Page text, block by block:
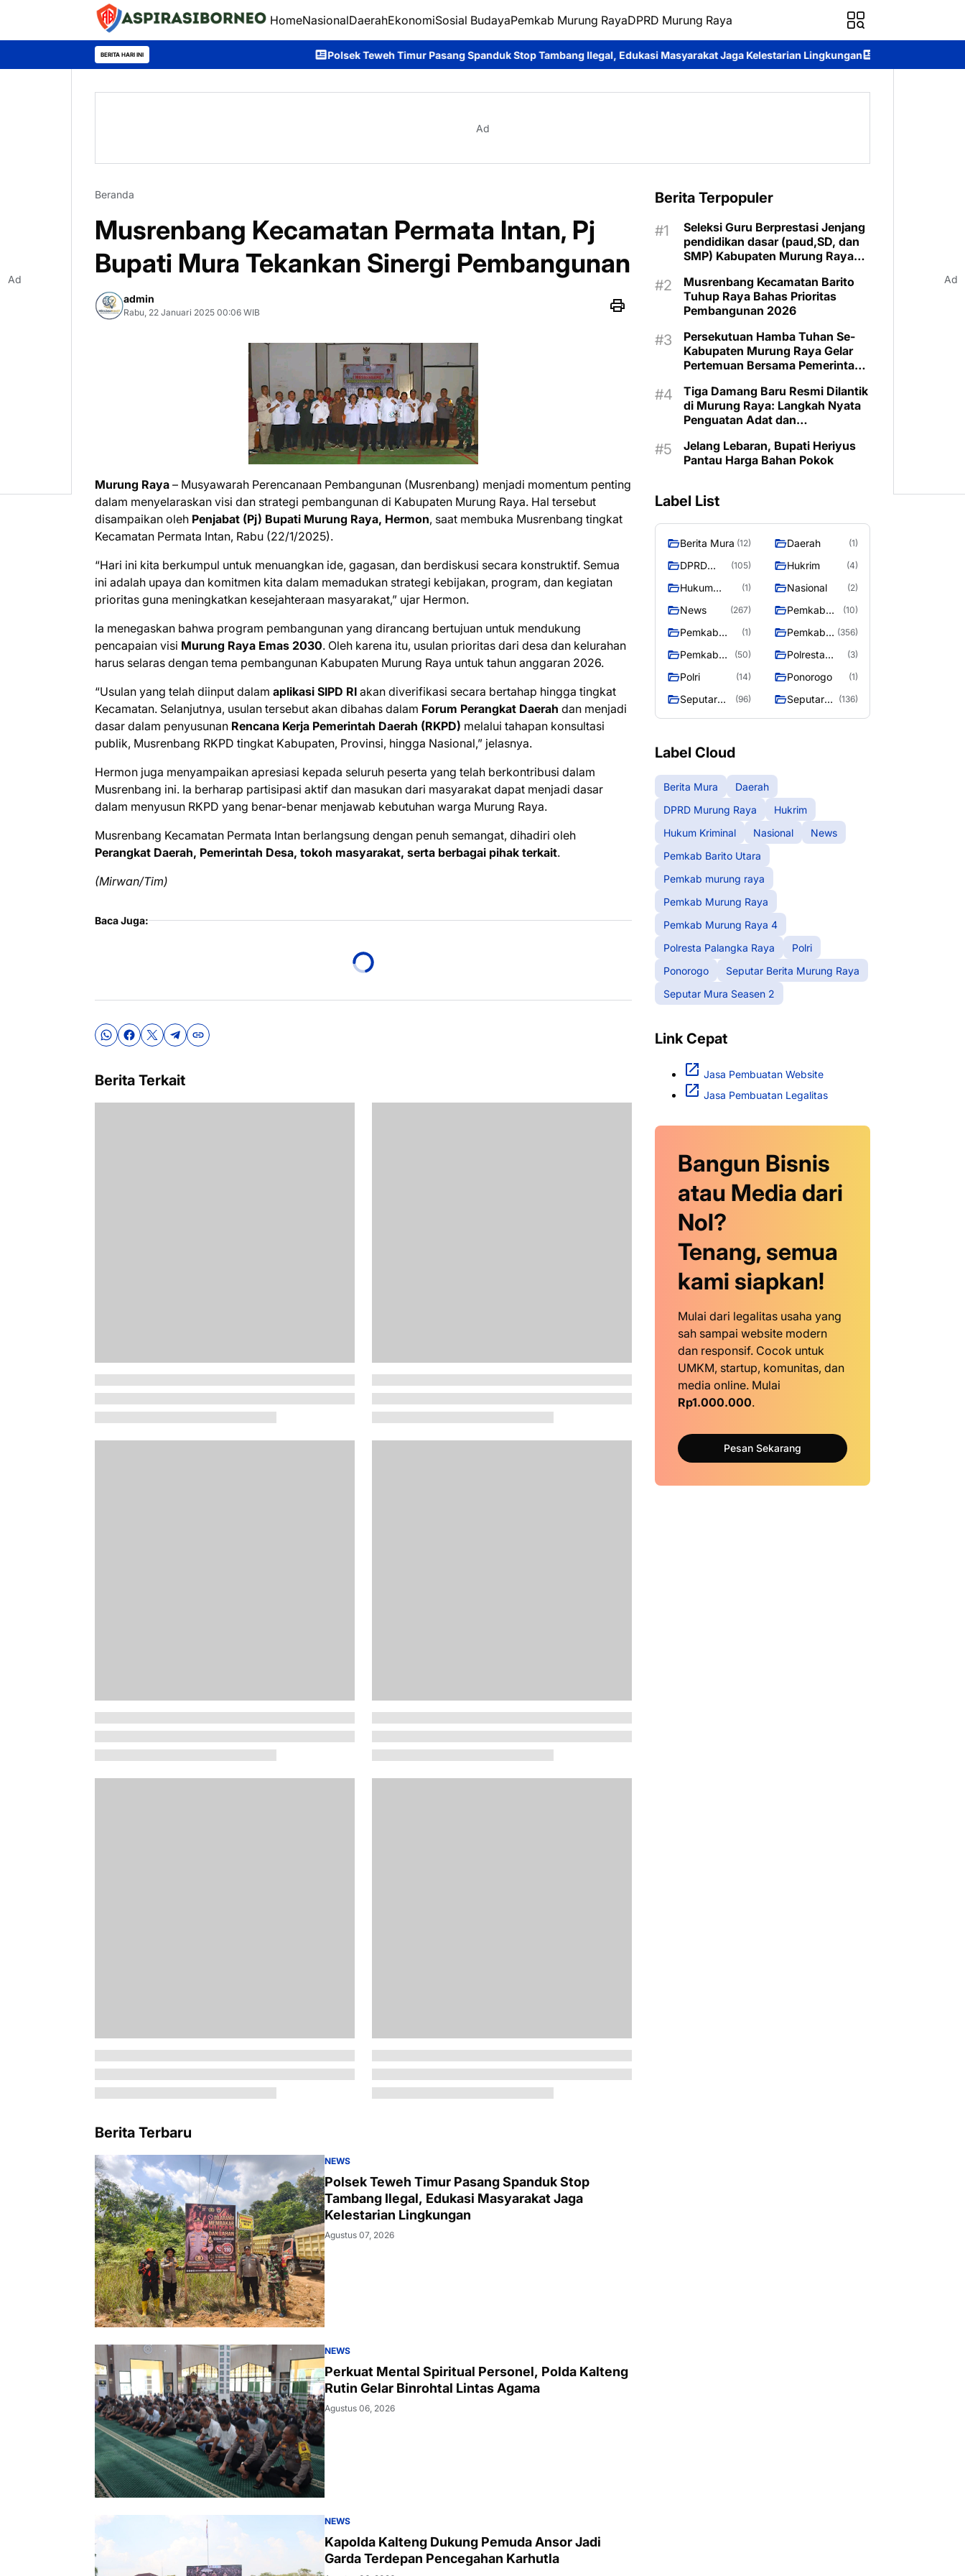
HomeNasionalDaerahEkonomiSosial BudayaPemkab Murung RayaDPRD Murung Raya
BERITA HARI INI Polsek Teweh Timur Pasang Spanduk Stop Tambang Ilegal, Edukasi Masyarakat Jaga Kelestarian Lingkungan Perkuat Mental Spiritual Personel,
Ad
Beranda
Musrenbang Kecamatan Permata Intan, Pj
Bupati Mura Tekankan Sinergi Pembangunan
admin
Rabu, 22 Januari 2025 00:06 WIB
Murung Raya – Musyawarah Perencanaan Pembangunan (Musrenbang) menjadi momentum penting
dalam menyelaraskan visi dan strategi pembangunan di Kabupaten Murung Raya. Hal tersebut
disampaikan oleh Penjabat (Pj) Bupati Murung Raya, Hermon, saat membuka Musrenbang tingkat
Kecamatan Permata Intan, Rabu (22/1/2025).
“Hari ini kita berkumpul untuk menuangkan ide, gagasan, dan berdiskusi secara konstruktif. Semua
ini adalah upaya dan komitmen kita dalam memadukan strategi kebijakan, program, dan kegiatan
prioritas guna meningkatkan kesejahteraan masyarakat,” ujar Hermon.
Ia menegaskan bahwa program pembangunan yang dirancang bertujuan untuk mendukung
pencapaian visi Murung Raya Emas 2030. Oleh karena itu, usulan prioritas dari desa dan kelurahan
harus selaras dengan tema pembangunan Kabupaten Murung Raya untuk tahun anggaran 2026.
“Usulan yang telah diinput dalam aplikasi SIPD RI akan diverifikasi secara bertahap hingga tingkat
Kecamatan. Selanjutnya, usulan tersebut akan dibahas dalam Forum Perangkat Daerah dan menjadi
dasar dalam penyusunan Rencana Kerja Pemerintah Daerah (RKPD) melalui tahapan konsultasi
publik, Musrenbang RKPD tingkat Kabupaten, Provinsi, hingga Nasional,” jelasnya.
Hermon juga menyampaikan apresiasi kepada seluruh peserta yang telah berkontribusi dalam
Musrenbang ini. Ia berharap partisipasi aktif dan masukan dari masyarakat dapat menjadi dasar
dalam menyusun RKPD yang benar-benar menjawab kebutuhan warga Murung Raya.
Musrenbang Kecamatan Permata Intan berlangsung dengan penuh semangat, dihadiri oleh
Perangkat Daerah, Pemerintah Desa, tokoh masyarakat, serta berbagai pihak terkait.
(Mirwan/Tim)
Baca Juga:
Berita Terkait
Berita Terbaru
NEWS
Polsek Teweh Timur Pasang Spanduk Stop
Tambang Ilegal, Edukasi Masyarakat Jaga
Kelestarian Lingkungan
Agustus 07, 2026
NEWS
Perkuat Mental Spiritual Personel, Polda Kalteng
Rutin Gelar Binrohtal Lintas Agama
Agustus 06, 2026
NEWS
Kapolda Kalteng Dukung Pemuda Ansor Jadi
Garda Terdepan Pencegahan Karhutla
Berita Terpopuler
Seleksi Guru Berprestasi Jenjang
pendidikan dasar (paud,SD, dan
SMP) Kabupaten Murung Raya
Musrenbang Kecamatan Barito
Tuhup Raya Bahas Prioritas
Pembangunan 2026
Persekutuan Hamba Tuhan Se-
Kabupaten Murung Raya Gelar
Pertemuan Bersama Pemerintah
Tiga Damang Baru Resmi Dilantik
di Murung Raya: Langkah Nyata
Penguatan Adat dan
Jelang Lebaran, Bupati Heriyus
Pantau Harga Bahan Pokok
Label List
Berita Mura (12) Daerah (1)
DPRD
Raya
(105) Hukrim (4)
Hukum
(1) Nasional (2)
News (267)
Pemkab
Barito Utara
(10)
Pemkab
murung raya
(1)
Pemkab
Raya
(356)
Pemkab
Raya 4
(50)
Polresta
Raya
(3)
Polri (14) Ponorogo (1)
Seputar
Raya
(96)
Seputar
(136)
Label Cloud
Berita Mura
Daerah
DPRD Murung Raya
Hukrim
Hukum Kriminal
Nasional
News
Pemkab Barito Utara
Pemkab murung raya
Pemkab Murung Raya
Pemkab Murung Raya 4
Polresta Palangka Raya
Polri
Ponorogo
Seputar Berita Murung Raya
Seputar Mura Seasen 2
Link Cepat
Jasa Pembuatan Website
Jasa Pembuatan Legalitas
Bangun Bisnis
atau Media dari
Nol?
Tenang, semua
kami siapkan!
Mulai dari legalitas usaha yang
sah sampai website modern
dan responsif. Cocok untuk
UMKM, startup, komunitas, dan
media online. Mulai
Rp1.000.000.
Pesan Sekarang
Ad Ad